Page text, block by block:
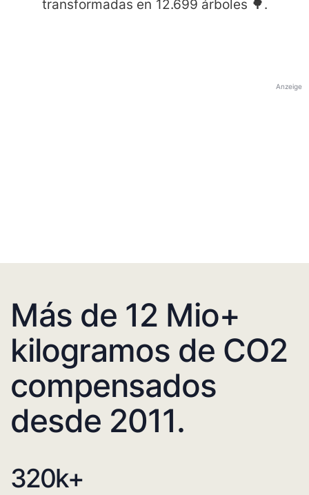
transformadas en 12.699 árboles 🌳.
Anzeige
Más de 12 Mio+
kilogramos de CO2
compensados
desde 2011.
320k+